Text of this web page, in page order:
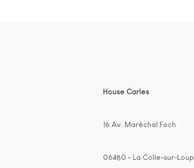
House Carles
16 Av. Maréchal Foch
06480 - La Colle-sur-Loup